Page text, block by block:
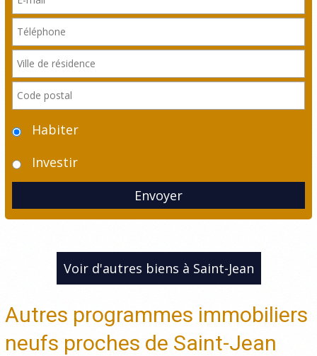
Habiter
Investir
Envoyer
Voir d'autres biens à Saint-Jean
Autres programmes immobiliers
neufs proches de Saint-Jean